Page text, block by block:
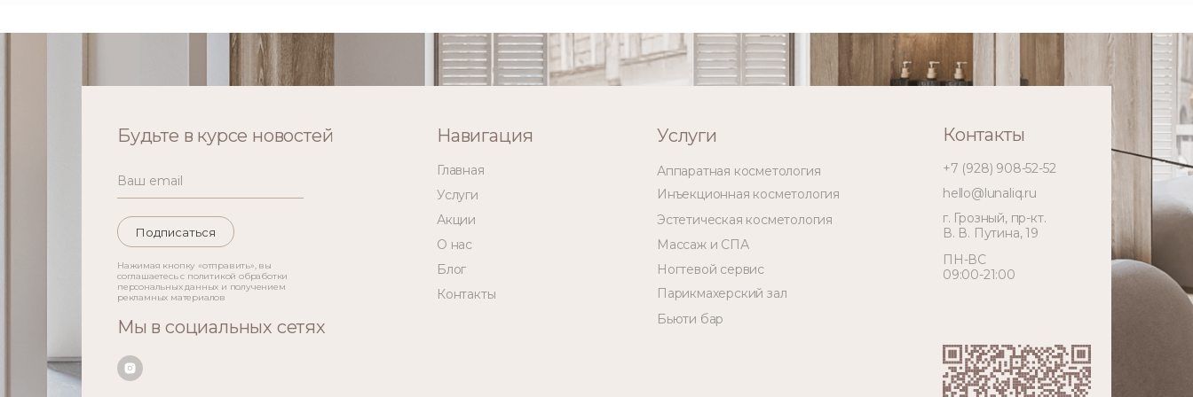
Будьте в курсе новостей
Подписаться
Нажимая кнопку «отправить», вы
соглашаетесь с политикой обработки
персональных данных и получением
рекламных материалов
Мы в социальных сетях
Услуги
Навигация
Главная Аппаратная косметология
Акции Эстетическая косметология
Блог Ногтевой сервис
Услуги Инъекционная косметология
О нас
Контакты
Массаж и СПА
+7 (928) 908-52-52
Контакты
г. Грозный, пр-кт.
В. В. Путина, 19
Парикмахерский зал
hello@lunaliq.ru
Бьюти бар
ПН-ВС
09:00-21:00